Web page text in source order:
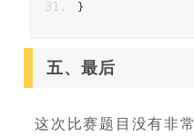
}
五、最后
这次比赛题目没有非